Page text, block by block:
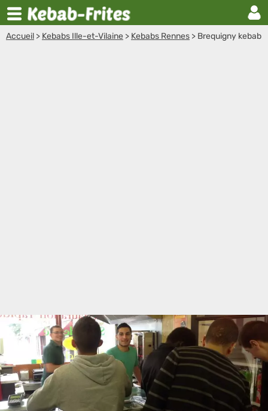
Accueil > Kebabs Ille-et-Vilaine > Kebabs Rennes > Brequigny kebab